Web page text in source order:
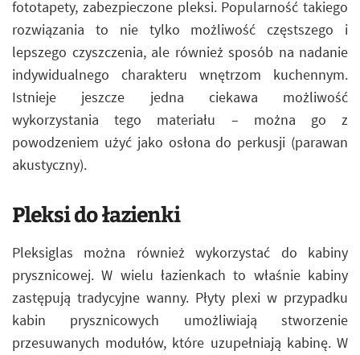
fototapety, zabezpieczone pleksi. Popularność takiego
rozwiązania to nie tylko możliwość częstszego i
lepszego czyszczenia, ale również sposób na nadanie
indywidualnego charakteru wnętrzom kuchennym.
Istnieje jeszcze jedna ciekawa możliwość
wykorzystania tego materiału – można go z
powodzeniem użyć jako osłona do perkusji (parawan
akustyczny).
Pleksi do łazienki
Pleksiglas można również wykorzystać do kabiny
prysznicowej. W wielu łazienkach to właśnie kabiny
zastępują tradycyjne wanny. Płyty plexi w przypadku
kabin prysznicowych umożliwiają stworzenie
przesuwanych modułów, które uzupełniają kabinę. W